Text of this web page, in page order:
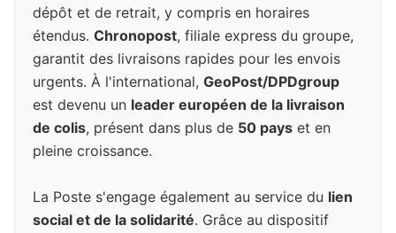
dépôt et de retrait, y compris en horaires
étendus. Chronopost, filiale express du groupe,
garantit des livraisons rapides pour les envois
urgents. À l'international, GeoPost/DPDgroup
est devenu un leader européen de la livraison
de colis, présent dans plus de 50 pays et en
pleine croissance.
La Poste s'engage également au service du lien
social et de la solidarité. Grâce au dispositif